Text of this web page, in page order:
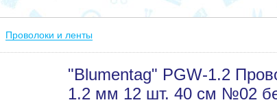
Проволоки и ленты
"Blumentag" PGW-1.2
1.2 мм 12 шт. 40 см №02